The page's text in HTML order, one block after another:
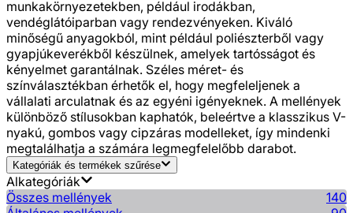
munkakörnyezetekben, például irodákban,
vendéglátóiparban vagy rendezvényeken. Kiváló
minőségű anyagokból, mint például poliészterből vagy
gyapjúkeverékből készülnek, amelyek tartósságot és
kényelmet garantálnak. Széles méret- és
színválasztékban érhetők el, hogy megfeleljenek a
vállalati arculatnak és az egyéni igényeknek. A mellények
különböző stílusokban kaphatók, beleértve a klasszikus V-
nyakú, gombos vagy cipzáras modelleket, így mindenki
megtalálhatja a számára legmegfelelőbb darabot.
Kategóriák és termékek szűrése
Alkategóriák
Összes mellények
140